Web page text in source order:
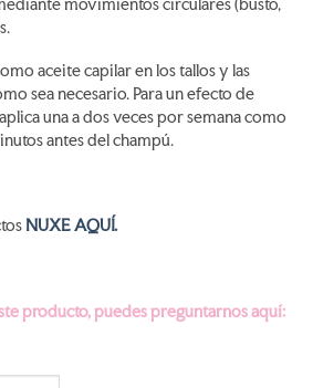
movimientos circulares (busto,
aceite capilar en los tallos y las
sea necesario. Para un efecto de
una a dos veces por semana como
antes del champú.
NUXE AQUÍ.
producto, puedes preguntarnos aquí: